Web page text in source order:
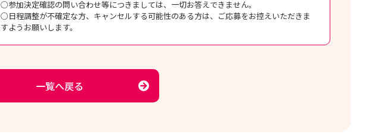
○参加決定確認の問い合わせ等につきましては、一切お答えできません。
○日程調整が不確定な方、キャンセルする可能性のある方は、ご応募をお控えいただきま
すようお願いします。
一覧へ戻る